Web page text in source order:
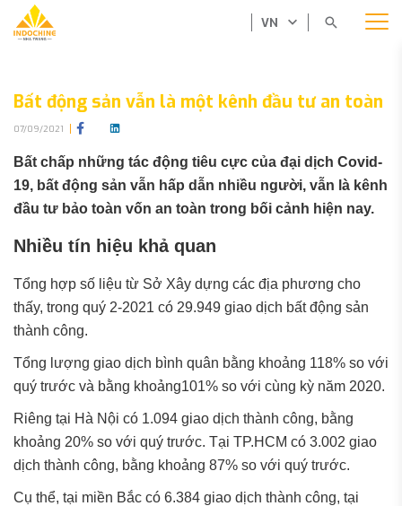
VN
Bất động sản vẫn là một kênh đầu tư an toàn
07/09/2021
Bất chấp những tác động tiêu cực của đại dịch Covid-
19, bất động sản vẫn hấp dẫn nhiều người, vẫn là kênh
đầu tư bảo toàn vốn an toàn trong bối cảnh hiện nay.
Nhiều tín hiệu khả quan
Tổng hợp số liệu từ Sở Xây dựng các địa phương cho
thấy, trong quý 2-2021 có 29.949 giao dịch bất động sản
thành công.
Tổng lượng giao dịch bình quân bằng khoảng 118% so với
quý trước và bằng khoảng101% so với cùng kỳ năm 2020.
Riêng tại Hà Nội có 1.094 giao dịch thành công, bằng
khoảng 20% so với quý trước. Tại TP.HCM có 3.002 giao
dịch thành công, bằng khoảng 87% so với quý trước.
Cụ thể, tại miền Bắc có 6.384 giao dịch thành công, tại